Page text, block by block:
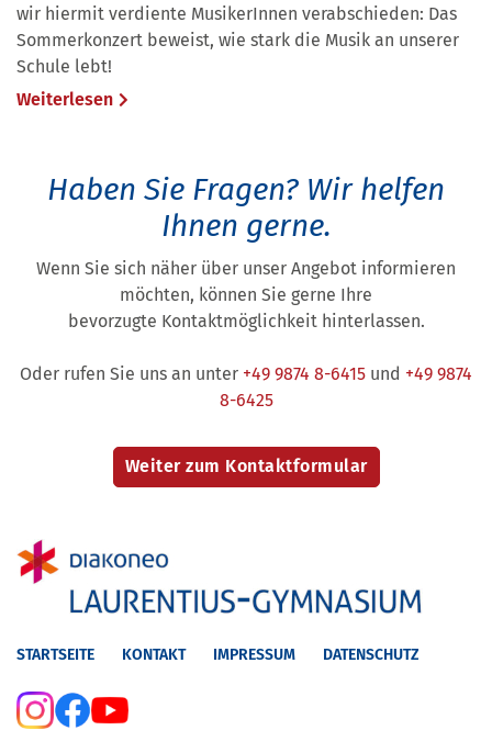
wir hiermit verdiente MusikerInnen verabschieden: Das
Sommerkonzert beweist, wie stark die Musik an unserer
Schule lebt!
Weiterlesen
Haben Sie Fragen? Wir helfen
Ihnen gerne.
Wenn Sie sich näher über unser Angebot informieren
möchten, können Sie gerne Ihre
bevorzugte Kontaktmöglichkeit hinterlassen.
Oder rufen Sie uns an unter +49 9874 8-6415 und +49 9874
8-6425
STARTSEITE KONTAKT IMPRESSUM DATENSCHUTZ